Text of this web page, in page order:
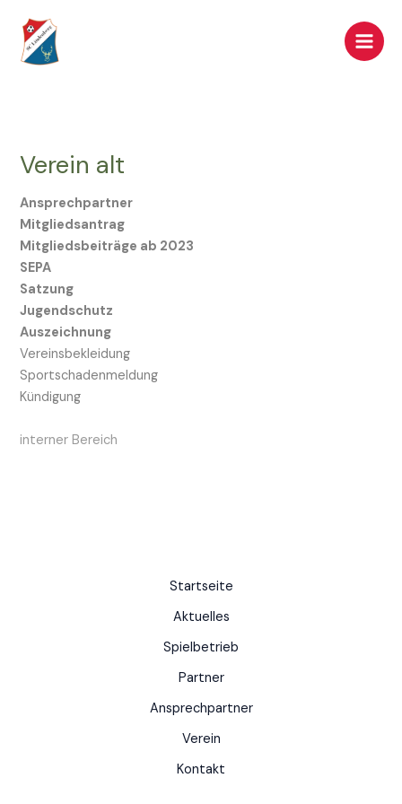
Inhalt
springen
Verein alt
Ansprechpartner
Mitgliedsantrag
Mitgliedsbeiträge ab 2023
SEPA
Satzung
Jugendschutz
Auszeichnung
Vereinsbekleidung
Sportschadenmeldung
Kündigung
interner Bereich
Startseite
Aktuelles
Spielbetrieb
Partner
Ansprechpartner
Verein
Kontakt